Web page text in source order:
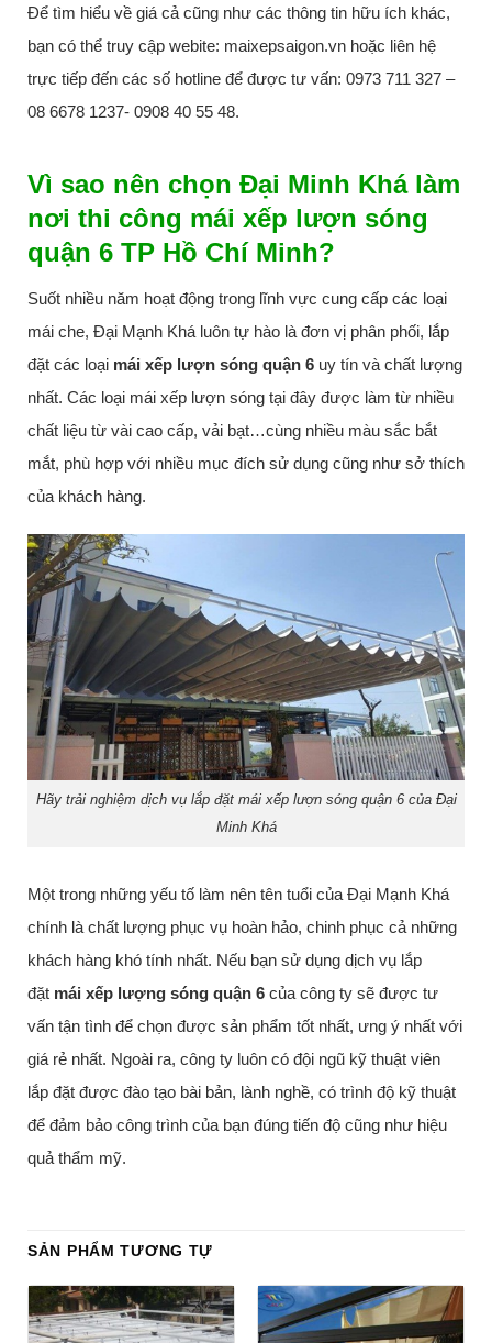
Để tìm hiểu về giá cả cũng như các thông tin hữu ích khác,
bạn có thể truy cập webite: maixepsaigon.vn hoặc liên hệ
trực tiếp đến các số hotline để được tư vấn: 0973 711 327 –
08 6678 1237- 0908 40 55 48.
Vì sao nên chọn Đại Minh Khá làm
nơi thi công mái xếp lượn sóng
quận 6 TP Hồ Chí Minh?
Suốt nhiều năm hoạt động trong lĩnh vực cung cấp các loại
mái che, Đại Mạnh Khá luôn tự hào là đơn vị phân phối, lắp
đặt các loại mái xếp lượn sóng quận 6 uy tín và chất lượng
nhất. Các loại mái xếp lượn sóng tại đây được làm từ nhiều
chất liệu từ vài cao cấp, vải bạt…cùng nhiều màu sắc bắt
mắt, phù hợp với nhiều mục đích sử dụng cũng như sở thích
của khách hàng.
Hãy trải nghiệm dịch vụ lắp đặt mái xếp lượn sóng quận 6 của Đại
Minh Khá
Một trong những yếu tố làm nên tên tuổi của Đại Mạnh Khá
chính là chất lượng phục vụ hoàn hảo, chinh phục cả những
khách hàng khó tính nhất. Nếu bạn sử dụng dịch vụ lắp
đặt mái xếp lượng sóng quận 6 của công ty sẽ được tư
vấn tận tình để chọn được sản phẩm tốt nhất, ưng ý nhất với
giá rẻ nhất. Ngoài ra, công ty luôn có đội ngũ kỹ thuật viên
lắp đặt được đào tạo bài bản, lành nghề, có trình độ kỹ thuật
để đảm bảo công trình của bạn đúng tiến độ cũng như hiệu
quả thẩm mỹ.
SẢN PHẨM TƯƠNG TỰ